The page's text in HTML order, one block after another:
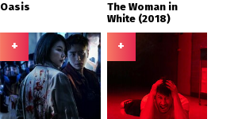
Oasis
The Woman in
White (2018)
+ +